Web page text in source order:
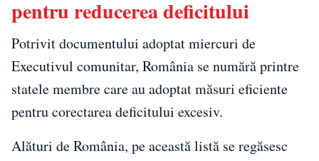
pentru reducerea deficitului
Potrivit documentului adoptat miercuri de
Executivul comunitar, România se numără printre
statele membre care au adoptat măsuri eficiente
pentru corectarea deficitului excesiv.
Alături de România, pe această listă se regăsesc